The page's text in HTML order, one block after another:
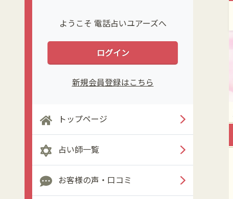
ようこそ 電話占いユアーズへ
ログイン
新規会員登録はこちら
トップページ
占い師一覧
お客様の声・口コミ